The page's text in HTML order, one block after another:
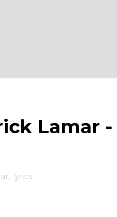
Lamar
lyrics